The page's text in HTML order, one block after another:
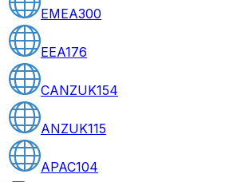
EMEA300
EEA176
CANZUK154
ANZUK115
APAC104